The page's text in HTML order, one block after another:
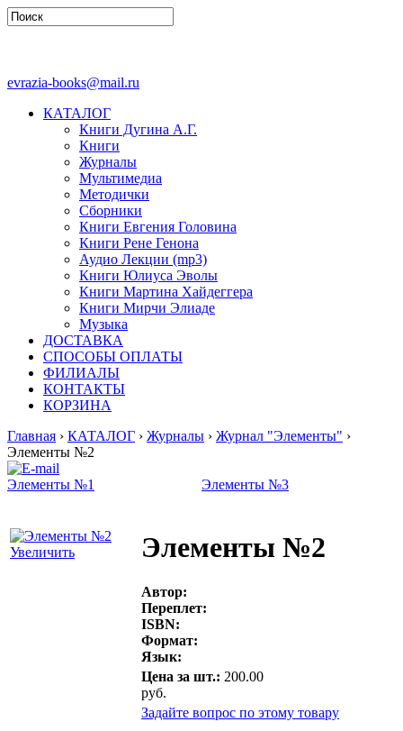
evrazia-books@mail.ru
КАТАЛОГ
Книги Дугина А.Г.
Книги
Журналы
Мультимедиа
Методички
Сборники
Книги Евгения Головина
Книги Рене Генона
Аудио Лекции (mp3)
Книги Юлиуса Эволы
Книги Мартина Хайдеггера
Книги Мирчи Элиаде
Музыка
ДОСТАВКА
СПОСОБЫ ОПЛАТЫ
ФИЛИАЛЫ
КОНТАКТЫ
КОРЗИНА
Главная › КАТАЛОГ › Журналы › Журнал "Элементы" ›
Элементы №2
Элементы №1 Элементы №3
Увеличить Элементы №2
Автор:
Переплет:
ISBN:
Формат:
Язык:
Цена за шт.: 200.00
руб.
Задайте вопрос по этому товару